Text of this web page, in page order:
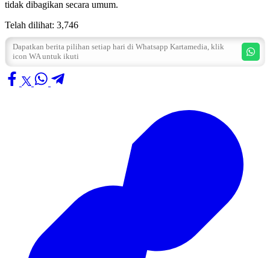
tidak dibagikan secara umum.
Telah dilihat: 3,746
Dapatkan berita pilihan setiap hari di Whatsapp Kartamedia, klik
icon WA untuk ikuti